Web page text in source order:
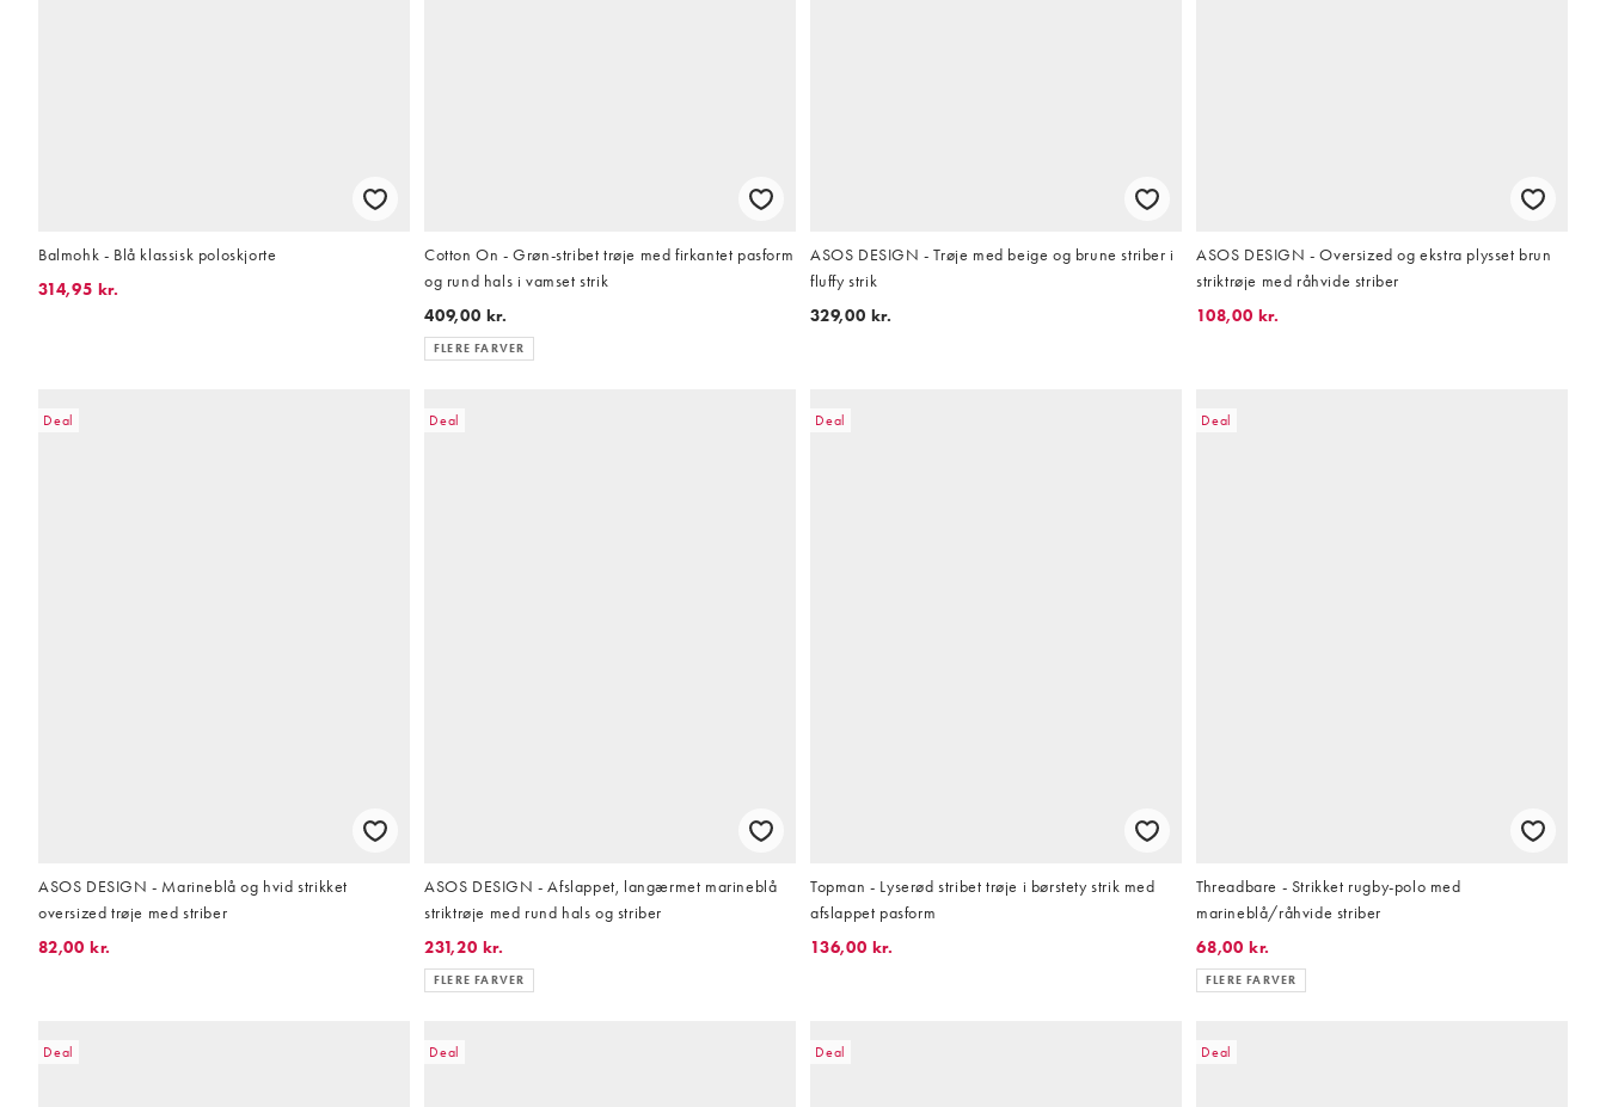
Balmohk - Blå klassisk poloskjorte
314,95 kr.
Cotton On - Grøn-stribet trøje med firkantet pasform
og rund hals i vamset strik
409,00 kr.
FLERE FARVER
ASOS DESIGN - Trøje med beige og brune striber i
fluffy strik
329,00 kr.
ASOS DESIGN - Oversized og ekstra plysset brun
striktrøje med råhvide striber
108,00 kr.
Deal
ASOS DESIGN - Marineblå og hvid strikket
oversized trøje med striber
82,00 kr.
Deal
ASOS DESIGN - Afslappet, langærmet marineblå
striktrøje med rund hals og striber
231,20 kr.
FLERE FARVER
Deal
Topman - Lyserød stribet trøje i børstety strik med
afslappet pasform
136,00 kr.
Deal
Threadbare - Strikket rugby-polo med
marineblå/råhvide striber
68,00 kr.
FLERE FARVER
Deal Deal Deal Deal